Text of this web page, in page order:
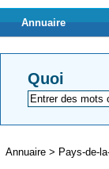
Annuaire
Quoi
Annuaire > Pays-de-